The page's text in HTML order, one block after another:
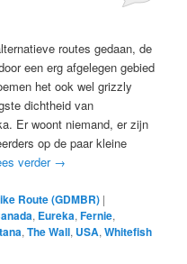
routes gedaan, de
een erg afgelegen gebied
het ook wel grizzly
dichtheid van
Er woont niemand, er zijn
op de paar kleine
verder →
Route (GDMBR) |
, Eureka,Fernie,
,The Wall, USA,Whitefish